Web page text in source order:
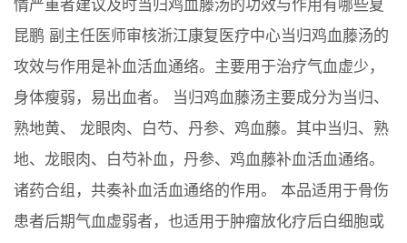
情严重者建议及时当归鸡血藤汤的功效与作用有哪些夏
昆鹏 副主任医师审核浙江康复医疗中心当归鸡血藤汤的
攻效与作用是补血活血通络。主要用于治疗气血虚少，
身体瘦弱，易出血者。 当归鸡血藤汤主要成分为当归、
熟地黄、 龙眼肉、白芍、丹参、鸡血藤。其中当归、熟
地、龙眼肉、白芍补血，丹参、鸡血藤补血活血通络。
诸药合组，共奏补血活血通络的作用。 本品适用于骨伤
患者后期气血虚弱者，也适用于肿瘤放化疗后白细胞或